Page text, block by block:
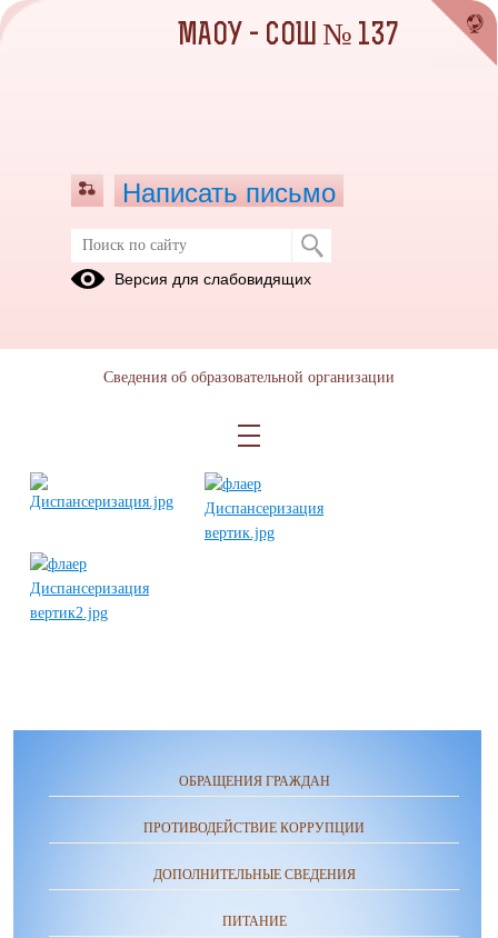
Диспансеризация
ОБРАЩЕНИЯ ГРАЖДАН
ПРОТИВОДЕЙСТВИЕ КОРРУПЦИИ
ДОПОЛНИТЕЛЬНЫЕ СВЕДЕНИЯ
ПИТАНИЕ
МАОУ - СОШ № 137
Написать письмо
Версия для слабовидящих
Сведения об образовательной организации